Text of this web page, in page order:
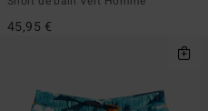
45,95 €